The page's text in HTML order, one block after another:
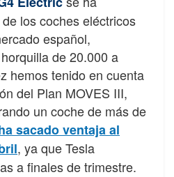
los coches eléctricos
español,
de 20.000 a
hemos tenido en cuenta
del Plan MOVES III,
un coche de más de
sacado ventaja al
, ya que Tesla
a finales de trimestre.